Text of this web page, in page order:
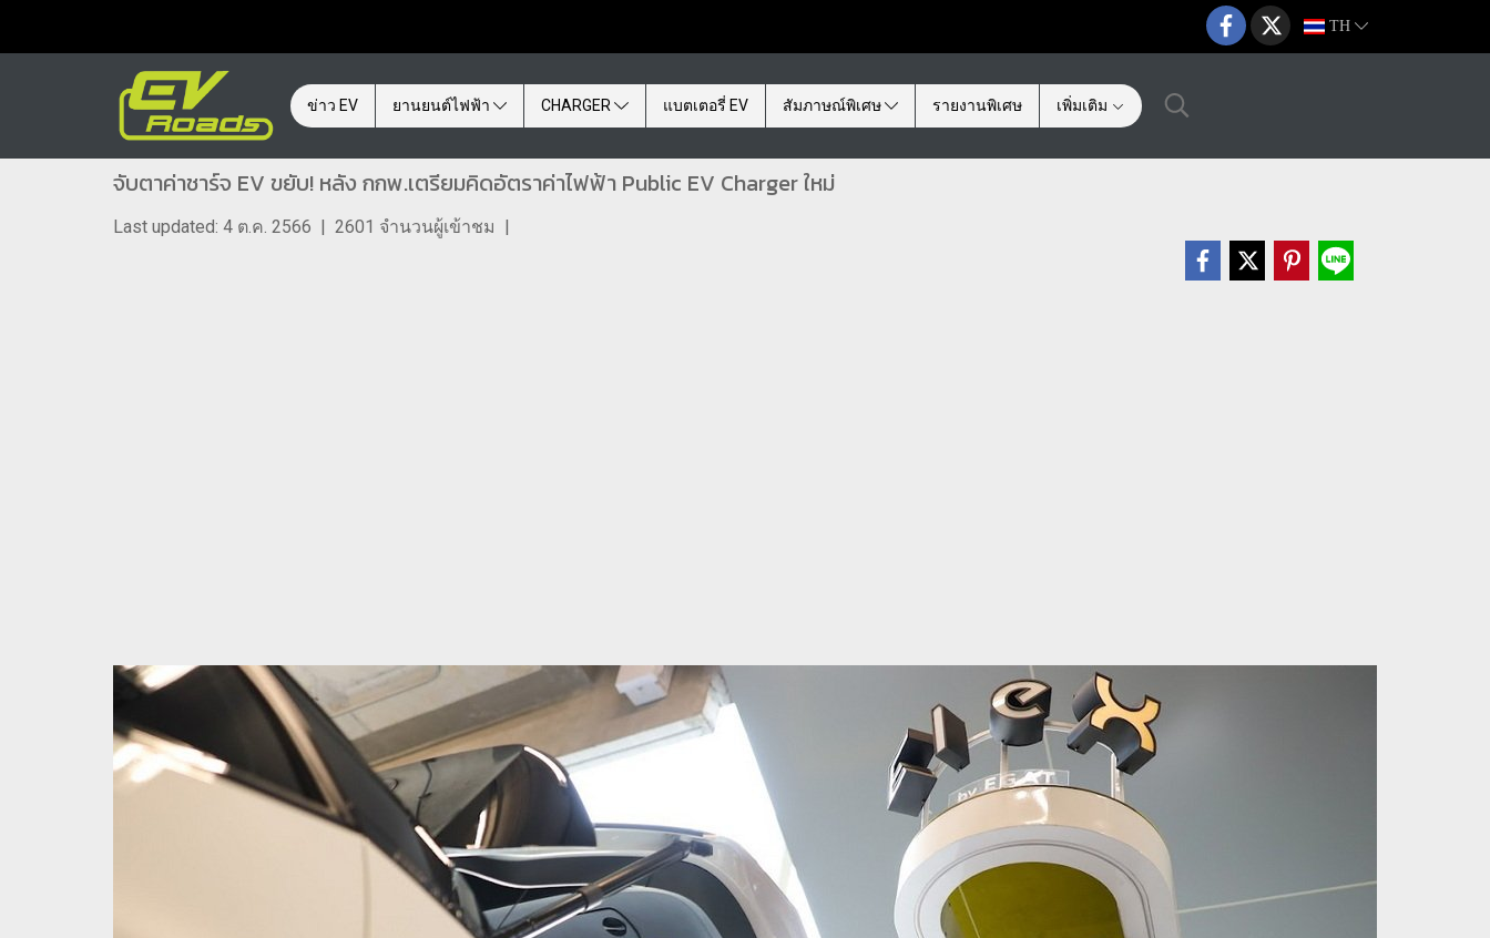
TH
ข่าว EV ยานยนต์ไฟฟ้า CHARGER แบตเตอรี่ EV สัมภาษณ์พิเศษ รายงานพิเศษ เพิ่มเติม
จับตาค่าชาร์จ EV ขยับ! หลัง กกพ.เตรียมคิดอัตราค่าไฟฟ้า Public EV Charger ใหม่
Last updated: 4 ต.ค. 2566 | 2601 จำนวนผู้เข้าชม |